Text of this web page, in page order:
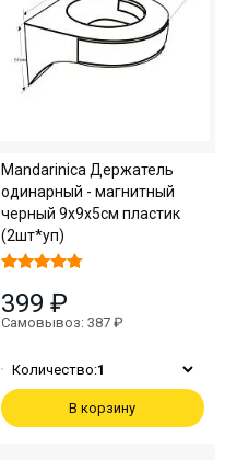
Mandarinica Держатель
одинарный - магнитный
черный 9х9х5см пластик
(2шт*уп)
399 ₽
Самовывоз: 387 ₽
Количество:1
В корзину